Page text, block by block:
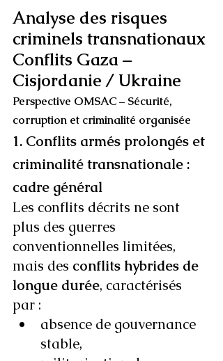
Analyse des risques
criminels transnationaux
Conflits Gaza –
Cisjordanie / Ukraine
Perspective OMSAC – Sécurité,
corruption et criminalité organisée
1. Conflits armés prolongés et
criminalité transnationale :
cadre général
Les conflits décrits ne sont
plus des guerres
conventionnelles limitées,
mais des conflits hybrides de
longue durée, caractérisés
par :
absence de gouvernance
stable,